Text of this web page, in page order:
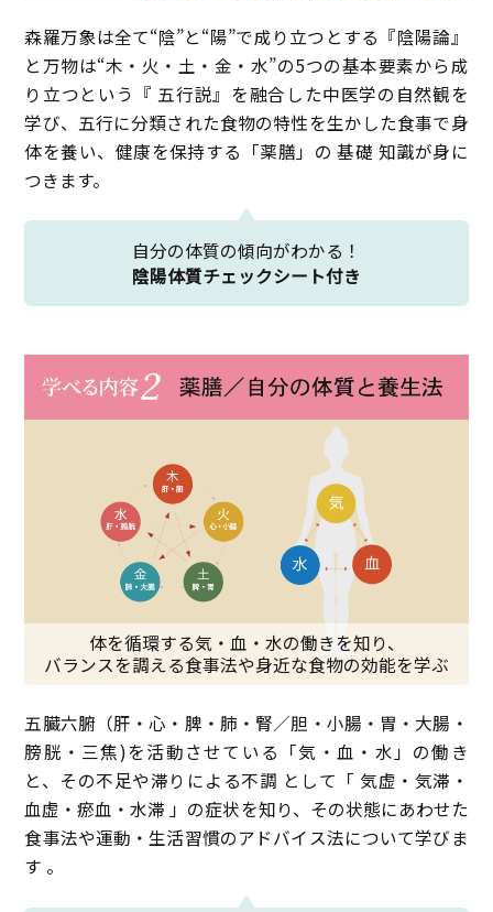
森羅万象は全て“陰”と“陽”で成り立つとする『陰陽論』
と万物は“木・火・土・金・水”の5つの基本要素から成
り立つという『 五行説』を融合した中医学の自然観を
学び、五行に分類された食物の特性を生かした食事で身
体を養い、健康を保持する「薬膳」の 基礎 知識が身に
つきます。
自分の体質の傾向がわかる！
陰陽体質チェックシート付き
体を循環する気・血・水の働きを知り、
バランスを調える食事法や身近な食物の効能を学ぶ
五臓六腑（肝・心・脾・肺・腎／胆・小腸・胃・大腸・
膀胱・三焦)を活動させている「気・血・水」の働き
と、その不足や滞りによる不調 として「 気虚・気滞・
血虚・瘀血・水滞 」の症状を知り、その状態にあわせた
食事法や運動・生活習慣のアドバイス法について学びま
す 。